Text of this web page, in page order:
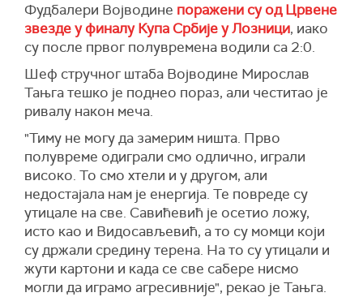
Фудбалери Војводине поражени су од Црвене
звезде у финалу Купа Србије у Лозници, иако
су после првог полувремена водили са 2:0.
Шеф стручног штаба Војводине Мирослав
Тањга тешко је поднео пораз, али честитао је
ривалу након меча.
"Тиму не могу да замерим ништа. Прво
полувреме одиграли смо одлично, играли
високо. То смо хтели и у другом, али
недостајала нам је енергија. Те повреде су
утицале на све. Савићевић је осетио ложу,
исто као и Видосављевић, а то су момци који
су држали средину терена. На то су утицали и
жути картони и када се све сабере нисмо
могли да играмо агресивније", рекао је Тањга.